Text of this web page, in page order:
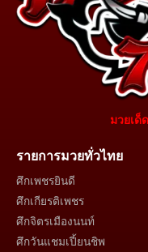
มวยเด็
รายการมวยทั่วไทย
ศึกเพชรยินดี
ศึกเกียรติเพชร
ศึกจิตรเมืองนนท์
ศึกวันแชมเปี้ยนชิพ